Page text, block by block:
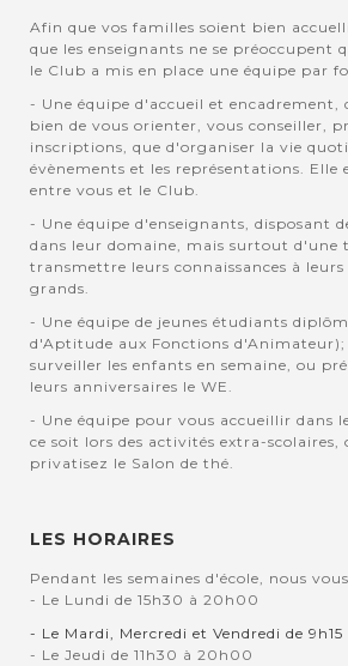
Afin que vos familles soient bien
que les enseignants ne se préoccupent
le Club a mis en place une équipe par
- Une équipe d'accueil et encadrement,
bien de vous orienter, vous conseiller,
inscriptions, que d'organiser la vie
évènements et les représentations. Elle
entre vous et le Club.
- Une équipe d'enseignants, disposant
dans leur domaine, mais surtout d'une
transmettre leurs connaissances à leurs
grands.
- Une équipe de jeunes étudiants
d'Aptitude aux Fonctions d'Animateur);
surveiller les enfants en semaine, ou
leurs anniversaires le WE.
- Une équipe pour vous accueillir dans
ce soit lors des activités extra-scolaires,
privatisez le Salon de thé.
LES HORAIRES
Pendant les semaines d'école, nous
- Le Lundi de 15h30 à 20h00
- Le Mardi, Mercredi et Vendredi de
- Le Jeudi de 11h30 à 20h00